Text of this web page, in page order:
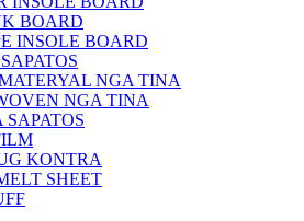
BOARD
INSOLE BOARD
NGA TINA
NGA TINA
KONTRA
SHEET